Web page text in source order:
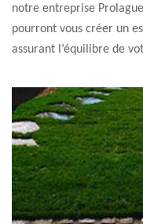
notre entreprise
pourront vous créer un
assurant l’équilibre de